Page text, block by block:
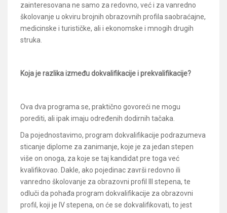
zainteresovana ne samo za redovno, već i za vanredno
školovanje u okviru brojnih obrazovnih profila saobraćajne,
medicinske i turističke, ali i ekonomske i mnogih drugih
struka.
Koja je razlika između dokvalifikacije i prekvalifikacije?
Ova dva programa se, praktično govoreći ne mogu
porediti, ali ipak imaju određenih dodirnih tačaka.
Da pojednostavimo, program dokvalifikacije podrazumeva
sticanje diplome za zanimanje, koje je za jedan stepen
više on onoga, za koje se taj kandidat pre toga već
kvalifikovao. Dakle, ako pojedinac završi redovno ili
vanredno školovanje za obrazovni profil III stepena, te
odluči da pohađa program dokvalifikacije za obrazovni
profil, koji je IV stepena, on će se dokvalifikovati, to jest